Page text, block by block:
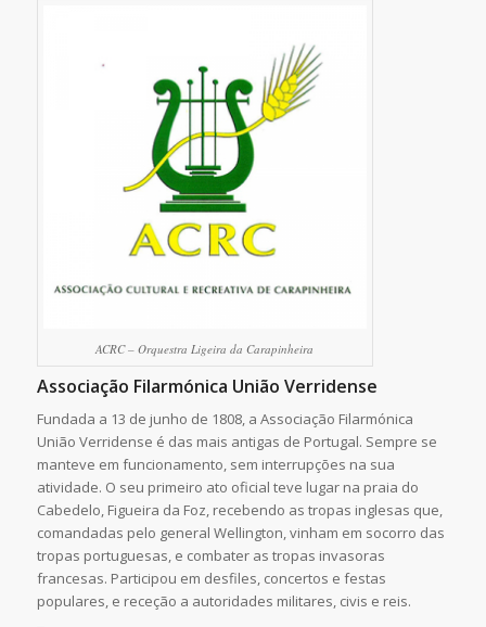
ACRC – Orquestra Ligeira da Carapinheira
Associação Filarmónica União Verridense
Fundada a 13 de junho de 1808, a Associação Filarmónica
União Verridense é das mais antigas de Portugal. Sempre se
manteve em funcionamento, sem interrupções na sua
atividade. O seu primeiro ato oficial teve lugar na praia do
Cabedelo, Figueira da Foz, recebendo as tropas inglesas que,
comandadas pelo general Wellington, vinham em socorro das
tropas portuguesas, e combater as tropas invasoras
francesas. Participou em desfiles, concertos e festas
populares, e receção a autoridades militares, civis e reis.